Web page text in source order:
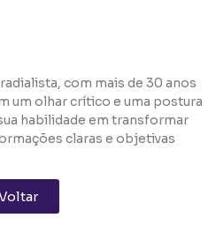
com mais de 30 anos
um olhar crítico e uma postura
habilidade em transformar
claras e objetivas